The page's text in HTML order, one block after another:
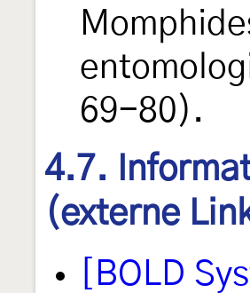
69-80).
4.7.
(externe
[BOLD